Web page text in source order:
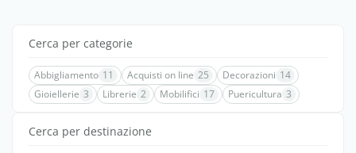
Cerca per categorie
Abbigliamento 11 Acquisti on line 25 Decorazioni 14
Gioiellerie 3 Librerie 2 Mobilifici 17 Puericultura 3
Cerca per destinazione